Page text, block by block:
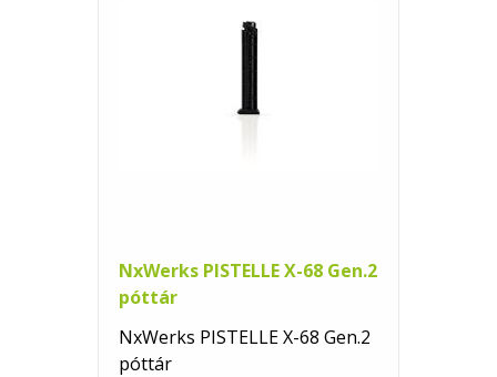
NxWerks PISTELLE X-68 Gen.2
póttár
NxWerks PISTELLE X-68 Gen.2
póttár